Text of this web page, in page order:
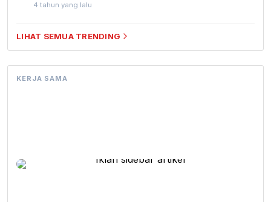
4 tahun yang lalu
LIHAT SEMUA TRENDING
KERJA SAMA